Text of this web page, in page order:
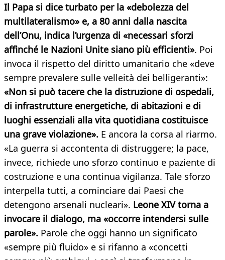
Il Papa si dice turbato per la «debolezza del
multilateralismo» e, a 80 anni dalla nascita
dell’Onu, indica l’urgenza di «necessari sforzi
affinché le Nazioni Unite siano più efficienti». Poi
invoca il rispetto del diritto umanitario che «deve
sempre prevalere sulle velleità dei belligeranti»:
«Non si può tacere che la distruzione di ospedali,
di infrastrutture energetiche, di abitazioni e di
luoghi essenziali alla vita quotidiana costituisce
una grave violazione». E ancora la corsa al riarmo.
«La guerra si accontenta di distruggere; la pace,
invece, richiede uno sforzo continuo e paziente di
costruzione e una continua vigilanza. Tale sforzo
interpella tutti, a cominciare dai Paesi che
detengono arsenali nucleari». Leone XIV torna a
invocare il dialogo, ma «occorre intendersi sulle
parole». Parole che oggi hanno un significato
«sempre più fluido» e si rifanno a «concetti